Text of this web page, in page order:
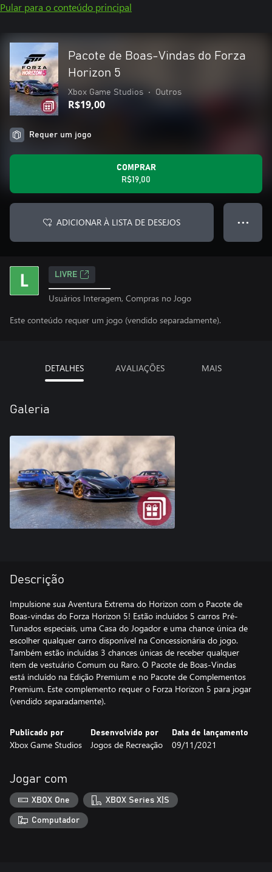
Pular para o conteúdo principal
Pacote de Boas-Vindas do Forza
Horizon 5
Xbox Game Studios • Outros
R$19,00
Requer um jogo
COMPRAR
R$19,00
ADICIONAR À LISTA DE DESEJOS ● ● ●
LIVRE
Usuários Interagem, Compras no Jogo
Este conteúdo requer um jogo (vendido separadamente).
DETALHES AVALIAÇÕES MAIS
Galeria
Descrição
Impulsione sua Aventura Extrema do Horizon com o Pacote de
Boas-vindas do Forza Horizon 5! Estão incluídos 5 carros Pré-
Tunados especiais, uma Casa do Jogador e uma chance única de
escolher qualquer carro disponível na Concessionária do jogo.
Também estão incluídas 3 chances únicas de receber qualquer
item de vestuário Comum ou Raro. O Pacote de Boas-Vindas
está incluído na Edição Premium e no Pacote de Complementos
Premium. Este complemento requer o Forza Horizon 5 para jogar
(vendido separadamente).
Publicado por
Xbox Game Studios
Desenvolvido por
Jogos de Recreação
Data de lançamento
09/11/2021
Jogar com
XBOX One XBOX Series X|S
Computador